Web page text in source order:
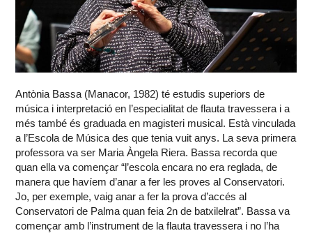
Antònia Bassa (Manacor, 1982) té estudis superiors de
música i interpretació en l’especialitat de flauta travessera i a
més també és graduada en magisteri musical. Està vinculada
a l’Escola de Música des que tenia vuit anys. La seva primera
professora va ser Maria Àngela Riera. Bassa recorda que
quan ella va començar “l’escola encara no era reglada, de
manera que havíem d’anar a fer les proves al Conservatori.
Jo, per exemple, vaig anar a fer la prova d’accés al
Conservatori de Palma quan feia 2n de batxilelrat”. Bassa va
començar amb l’instrument de la flauta travessera i no l’ha